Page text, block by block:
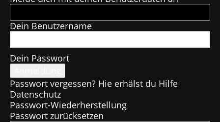
Dein Benutzername
Dein Passwort
Passwort vergessen? Hie erhälst du Hilfe
Datenschutz
Passwort-Wiederherstellung
Passwort zurücksetzen